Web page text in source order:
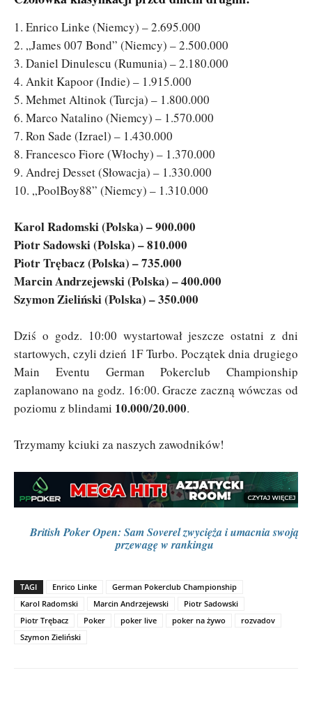
1. Enrico Linke (Niemcy) – 2.695.000
2. „James 007 Bond” (Niemcy) – 2.500.000
3. Daniel Dinulescu (Rumunia) – 2.180.000
4. Ankit Kapoor (Indie) – 1.915.000
5. Mehmet Altinok (Turcja) – 1.800.000
6. Marco Natalino (Niemcy) – 1.570.000
7. Ron Sade (Izrael) – 1.430.000
8. Francesco Fiore (Włochy) – 1.370.000
9. Andrej Desset (Słowacja) – 1.330.000
10. „PoolBoy88” (Niemcy) – 1.310.000
Karol Radomski (Polska) – 900.000
Piotr Sadowski (Polska) – 810.000
Piotr Trębacz (Polska) – 735.000
Marcin Andrzejewski (Polska) – 400.000
Szymon Zieliński (Polska) – 350.000
Dziś o godz. 10:00 wystartował jeszcze ostatni z dni
startowych, czyli dzień 1F Turbo. Początek dnia drugiego
Main Eventu German Pokerclub Championship
zaplanowano na godz. 16:00. Gracze zaczną wówczas od
poziomu z blindami 10.000/20.000.
Trzymamy kciuki za naszych zawodników!
British Poker Open: Sam Soverel zwycięża i umacnia swoją
przewagę w rankingu
TAGI Enrico Linke
German Pokerclub Championship
Karol Radomski
Marcin Andrzejewski
Piotr Sadowski
Piotr Trębacz
Poker poker live poker na żywo
rozvadov
Szymon Zieliński